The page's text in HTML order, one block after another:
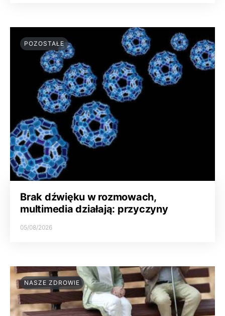
POZOSTAŁE
Brak dźwięku w rozmowach,
multimedia działają: przyczyny
05/08/2026
NASZE ZDROWIE